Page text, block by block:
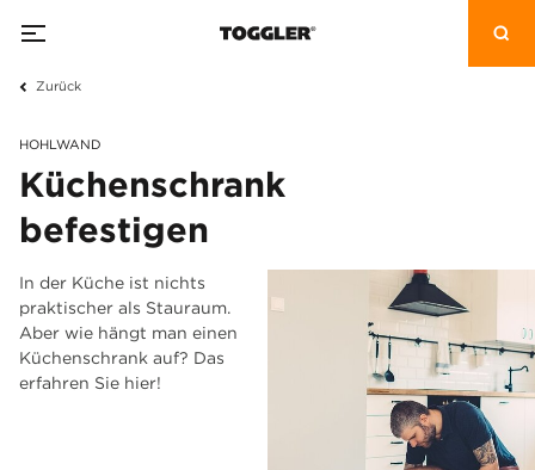
Zurück
HOHLWAND
Küchenschrank
befestigen
In der Küche ist nichts
praktischer als Stauraum.
Aber wie hängt man einen
Küchenschrank auf? Das
erfahren Sie hier!